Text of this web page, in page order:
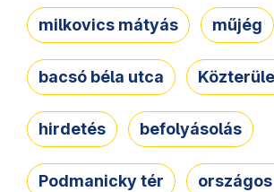
milkovics mátyás műjég
bacsó béla utca
hirdetés befolyásolás
Podmanicky tér